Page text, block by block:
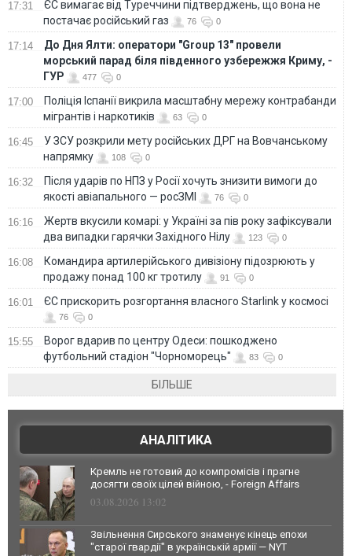
17:31
ЄС вимагає від Туреччини підтверджень, що вона не
постачає російський газ
76 0
17:14
До Дня Ялти: оператори "Group 13" провели
морський парад біля південного узбережжя Криму, -
ГУР
477 0
17:00
Поліція Іспанії викрила масштабну мережу контрабанди
мігрантів і наркотиків
63 0
16:45
У ЗСУ розкрили мету російських ДРГ на Вовчанському
напрямку
108 0
16:32
Після ударів по НПЗ у Росії хочуть знизити вимоги до
якості авіапального — росЗМІ
76 0
16:16
Жертв вкусили комарі: у Україні за пів року зафіксували
два випадки гарячки Західного Нілу
123 0
16:08
Командира артилерійського дивізіону підозрюють у
продажу понад 100 кг тротилу
91 0
16:01 ЄС прискорить розгортання власного Starlink у космосі
76 0
15:55
Ворог вдарив по центру Одеси: пошкоджено
футбольний стадіон "Чорноморець"
83 0
БІЛЬШЕ
АНАЛІТИКА
Кремль не готовий до компромісів і прагне
досягти своїх цілей війною, - Foreign Affairs
03.08.2026 13:02
Звільнення Сирського знаменує кінець епохи
"старої гвардії" в українській армії — NYT